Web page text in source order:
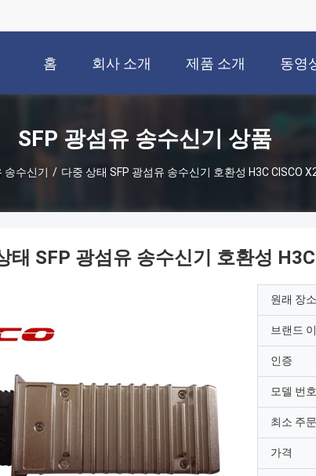
홈 회사 소개 제품 소개 동영
SFP 광섬유 송수신기 상품
송수신기 / 다중 상태 SFP 광섬유 송수신기 호환성 H3C CISCO
태 SFP 광섬유 송수신기 호환성
원래 장소
브랜드
인증
모델 번호
최소 주
가격